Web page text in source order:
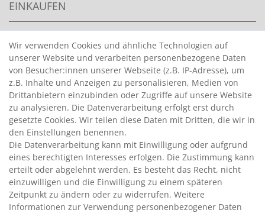
EINKAUFEN
HANDPUMPEN FÜR BENZIN
>
HANDPUMPEN FÜR ÖLE
>
TANKANLAGEN
>
ADBLUE® BETANKUNG
INFORMATIONEN
>
FAQ
>
VERTRAG WIDERRUFEN
>
WIDERRUFSRECHT
Wir verwenden Cookies und ähnliche Technologien auf
unserer Website und verarbeiten personenbezogene Daten
von Besucher:innen unserer Webseite (z.B. IP-Adresse), um
z.B. Inhalte und Anzeigen zu personalisieren, Medien von
Drittanbietern einzubinden oder Zugriffe auf unsere Website
zu analysieren. Die Datenverarbeitung erfolgt erst durch
gesetzte Cookies. Wir teilen diese Daten mit Dritten, die wir in
den Einstellungen benennen.
Die Datenverarbeitung kann mit Einwilligung oder aufgrund
eines berechtigten Interesses erfolgen. Die Zustimmung kann
erteilt oder abgelehnt werden. Es besteht das Recht, nicht
einzuwilligen und die Einwilligung zu einem späteren
Zeitpunkt zu ändern oder zu widerrufen. Weitere
Informationen zur Verwendung personenbezogener Daten